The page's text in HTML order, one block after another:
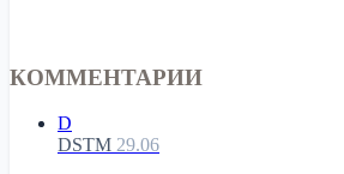
КОММЕНТАРИИ
D
DSTM 29.06